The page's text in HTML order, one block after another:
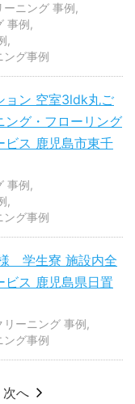
ニング 事例
事例
ング事例
ョン 空室3ldk丸ご
ング・フローリング
ビス 鹿児島市東千
事例
ング事例
様 学生寮 施設内全
ビス 鹿児島県日置
ーニング 事例
ング事例
次へ